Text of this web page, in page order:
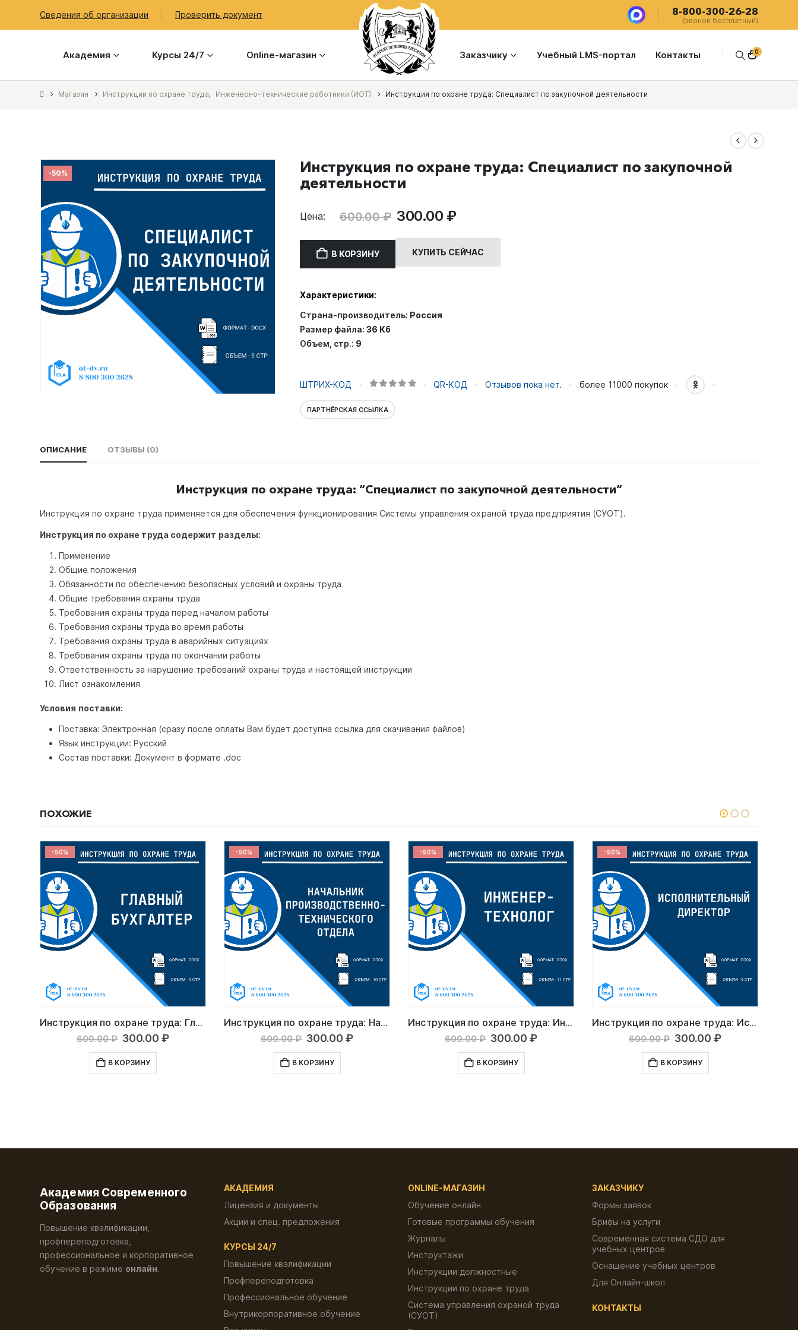
Сведения об организации Проверить документ 8-800-300-26-28
(звонок бесплатный)
Академия Курсы 24/7 Online-магазин Заказчику Учебный LMS-портал Контакты 0
Магазин Инструкции по охране труда, Инженерно-технические работники (ИОТ) Инструкция по охране труда: Специалист по закупочной деятельности
-50%
Инструкция по охране труда: Специалист по закупочной
деятельности
Цена: 600.00₽ Первоначальная
составляла
600.00 ₽.
300.00 ₽Текущая
300.00 ₽.
В КОРЗИНУ КУПИТЬ СЕЙЧАС
Характеристики:
Страна-производитель: Россия
Размер файла: 36 Кб
Объем, стр.: 9
ШТРИХ-КОД QR-КОД Отзывов пока нет. более 11000 покупок
ПАРТНЁРСКАЯ ССЫЛКА
ОПИСАНИЕ ОТЗЫВЫ (0)
Инструкция по охране труда: “Специалист по закупочной деятельности”
Инструкция по охране труда применяется для обеспечения функционирования Системы управления охраной труда предприятия (СУОТ).
Инструкция по охране труда содержит разделы:
Применение
Общие положения
Обязанности по обеспечению безопасных условий и охраны труда
Общие требования охраны труда
Требования охраны труда перед началом работы
Требования охраны труда во время работы
Требования охраны труда в аварийных ситуациях
Требования охраны труда по окончании работы
Ответственность за нарушение требований охраны труда и настоящей инструкции
Лист ознакомления
Условия поставки:
Поставка: Электронная (сразу после оплаты Вам будет доступна ссылка для скачивания файлов)
Язык инструкции: Русский
Состав поставки: Документ в формате .doc
ПОХОЖИЕ
-50%
Инструкция по охране труда: Главный бухгалтер
600.00₽ Первоначальная
составляла
300.00 ₽Текущая
В КОРЗИНУ
-50%
Инструкция по охране труда: Начальник производственно-технического отдела
600.00₽ Первоначальная
составляла
300.00 ₽Текущая
В КОРЗИНУ
-50%
Инструкция по охране труда: Инженер-технолог
600.00₽ Первоначальная
составляла
300.00 ₽Текущая
В КОРЗИНУ
-50%
Инструкция по охране труда: Исполнительный директор
600.00₽ Первоначальная
составляла
300.00 ₽Текущая
В КОРЗИНУ
Академия Современного
Образования
Повышение квалификации,
профпереподготовка,
профессиональное и корпоративное
обучение в режиме онлайн.
АКАДЕМИЯ
Лицензия и документы
Акции и спец. предложения
КУРСЫ 24/7
Повышение квалификации
Профпереподготовка
Профессиональное обучение
Внутрикорпоративное обучение
ONLINE-МАГАЗИН
Обучение онлайн
Готовые программы обучения
Журналы
Инструктажи
Инструкции должностные
Инструкции по охране труда
Система управления охраной труда
(СУОТ)
ЗАКАЗЧИКУ
Формы заявок
Брифы на услуги
Современная система СДО для
учебных центров
Оснащение учебных центров
Для Онлайн-школ
КОНТАКТЫ